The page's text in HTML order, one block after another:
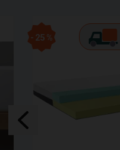
- 25 %